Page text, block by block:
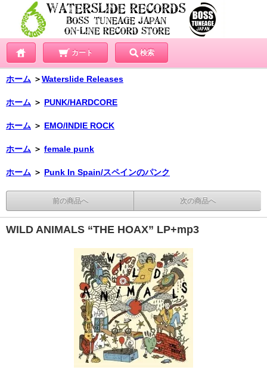
カート 検索
ホーム ＞Waterslide Releases
ホーム ＞ PUNK/HARDCORE
ホーム ＞ EMO/INDIE ROCK
ホーム ＞ female punk
ホーム ＞ Punk In Spain/スペインのパンク
前の商品へ 次の商品へ
WILD ANIMALS “THE HOAX” LP+mp3